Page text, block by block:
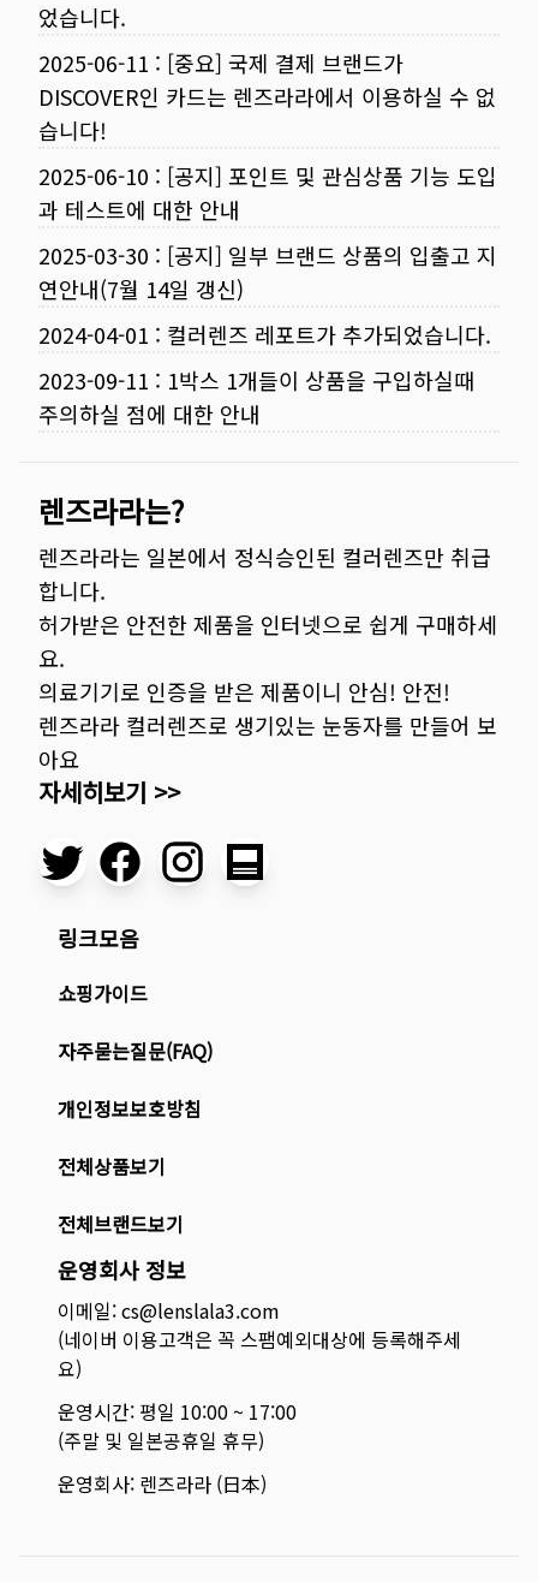
었습니다.
2025-06-11 : [중요] 국제 결제 브랜드가
DISCOVER인 카드는 렌즈라라에서 이용하실 수 없
습니다!
2025-06-10 : [공지] 포인트 및 관심상품 기능 도입
과 테스트에 대한 안내
2025-03-30 : [공지] 일부 브랜드 상품의 입출고 지
연안내(7월 14일 갱신)
2024-04-01 : 컬러렌즈 레포트가 추가되었습니다.
2023-09-11 : 1박스 1개들이 상품을 구입하실때
주의하실 점에 대한 안내
렌즈라라는?
렌즈라라는 일본에서 정식승인된 컬러렌즈만 취급
합니다.
허가받은 안전한 제품을 인터넷으로 쉽게 구매하세
요.
의료기기로 인증을 받은 제품이니 안심! 안전!
렌즈라라 컬러렌즈로 생기있는 눈동자를 만들어 보
아요
자세히보기 >>
링크모음
쇼핑가이드
자주묻는질문(FAQ)
개인정보보호방침
전체상품보기
전체브랜드보기
운영회사 정보
이메일: cs@lenslala3.com
(네이버 이용고객은 꼭 스팸예외대상에 등록해주세
요)
운영시간: 평일 10:00 ~ 17:00
(주말 및 일본공휴일 휴무)
운영회사: 렌즈라라 (日本)